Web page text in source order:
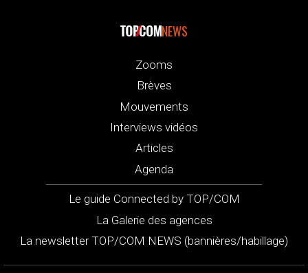
NEWS
Zooms
Brèves
Mouvements
Interviews vidéos
Articles
Agenda
Le guide Connected by TOP/COM
La Galerie des agences
La newsletter TOP/COM NEWS (bannières/habillage)